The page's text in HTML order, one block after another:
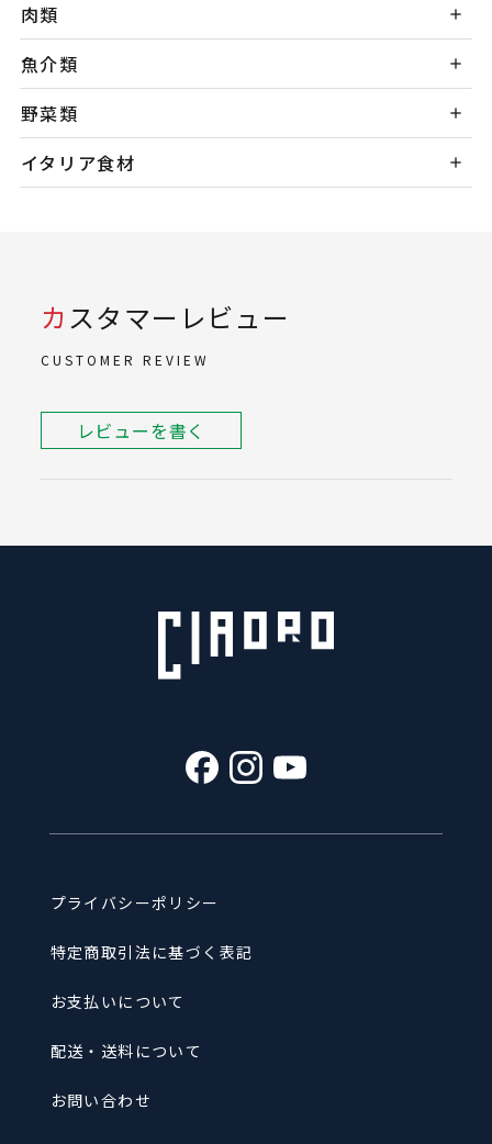
肉類
魚介類
野菜類
イタリア食材
カスタマーレビュー
CUSTOMER REVIEW
レビューを書く
プライバシーポリシー
特定商取引法に基づく表記
お支払いについて
配送・送料について
お問い合わせ